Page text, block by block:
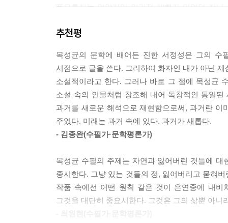
이화령(梨花嶺)
행복한 군고구마
제8부 괘종시계
가을운동회
괘종시계
깃발 2
막내의 아르바이트
무심천의 피라미
진달래꽃
찔레꽃 필 무렵
큰밭
한들 산모퉁이 길
고 지뢰를 밟지 않은 병사처럼 의기양양해서 가
니라” 하시는 것이었다. --- p.55
나루터에는 피난민들이 가득 모여서 아비규환을
절을 내버렸고, 흐린 강을 건널 길은 직접 몸으로
지는 옷을 벗으시고 내게도 옷을 벗도록 이르셨
런 다음 나를 업으셨다. 강을 건너가시기로 마음을
“아버지 목을 꼭 잡고 얼굴을 등에 꼭 붙여라. 어
는데, 아버지의 불호령이 떨어졌다.
“얼굴을 아비 등에 꼭 붙여라.”
나는 엉겁결에 얼굴을 아버지의 등에 꼭 댔다. 내
다보고 있었다.
풍요롭지는 않았지만 인간적 체취가 있었던 지
가는 요즘 세태에 많은 울림을 준다.
죽어서 살아 돌아온 수필가: 우리 산을 지켜 온 이
목성균은 이미 십대에 문학을 꿈꾸었다. 여남은
장학생으로 입학할 수 있었다. 그는 너무 쉽게 뜨
너무 짧았다. 다음 학기에 장학금이 나오지
산림공무원이 되었다. 인적 없는 산이 그의 일터
들꽃과 나무와 얘기하고 바람과 달빛과 사귀었다
좋게 무너지고 만 거창한 세계가 아니었다. 인적
흘러 다니는, 보이지도 않고 만질 수도 없지만 어
이제야 홀연히 자기 겉껍질을 벗고 속살을 드러낸
그래서 그가 뒤늦게 선택한 문학 장르는 수필이
추천평
목성균의 문학에 배어든 진한 서정성은 그의 수
시점으로 글을 쓴다. 그리하여 화자인 내가 아닌
소설적이라고 한다. 그러나 바로 그 점에 목성균
소설 속의 인물처럼 창조해 내어 독창적인 통일
과거를 새로운 해석으로 재현함으로써, 과거란
주었다. 미래는 과거 속에 있다. 과거가 새롭다.
- 김종완(수필가·문학평론가)
목성균 수필의 주제는 자연과 잃어버린 것들에
중시한다. 그냥 있는 것들의 정, 잃어버리고 묻혀
작품 속에선 어떤 원칙 같은 것이 은연중에 내
그것을 대단히 중요시한다. 그것은 그의 삶뿐 아니